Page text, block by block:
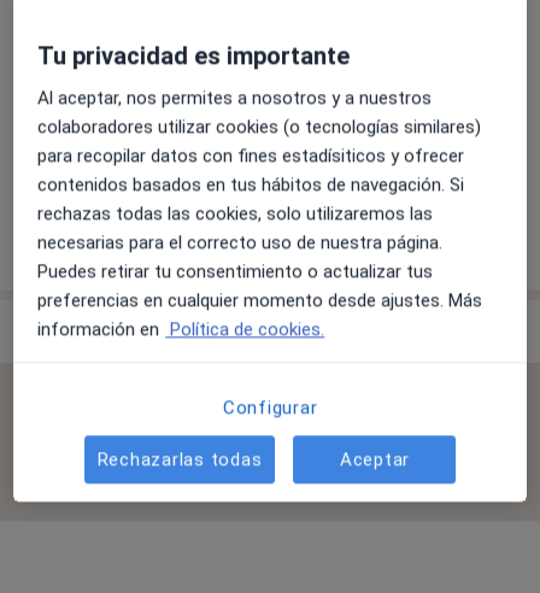
Diagnóstico y atención de las altas capacidades
DetallesDiagnóstico y atención de las altas capacidades
+ 11 servicios
¿Cómo funcionan los precios?
Especialistas & aseguradoras
No se aceptan aseguradoras
Todos los especialistas de esta clínica solo aceptan
pacientes privados.
Tu privacidad es importante
Al aceptar, nos permites a nosotros y a nuestros
colaboradores utilizar cookies (o tecnologías similares)
para recopilar datos con fines estadísiticos y ofrecer
contenidos basados en tus hábitos de navegación. Si
rechazas todas las cookies, solo utilizaremos las
necesarias para el correcto uso de nuestra página.
Puedes retirar tu consentimiento o actualizar tus
preferencias en cualquier momento desde ajustes. Más
información en Política de cookies.
Configurar
Rechazarlas todas Aceptar